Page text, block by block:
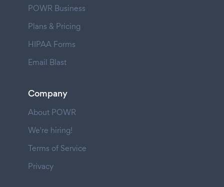
POWR Business
Plans & Pricing
HIPAA Forms
Email Blast
Company
About POWR
We're hiring!
Terms of Service
Privacy